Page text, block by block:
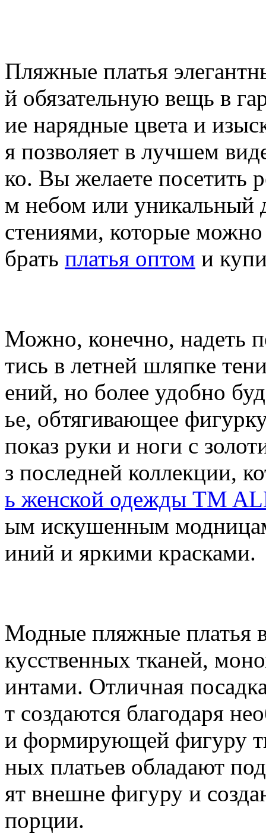
Пляжные платья
й обязательную вещь в
ие нарядные цвета и
я позволяет в лучшем
ко. Вы желаете посетить
м небом или уникальный
стениями, которые
брать платья оптом и
Можно, конечно, надеть
тись в летней шляпке
ений, но более удобно
ье, обтягивающее
показ руки и ноги с
з последней коллекции,
ь женской одежды TM
ым искушенным
иний и яркими красками.
Модные пляжные платья
кусственных тканей,
интами. Отличная
т создаются благодаря
и формирующей фигуру
ных платьев обладают
ят внешне фигуру и
порции.